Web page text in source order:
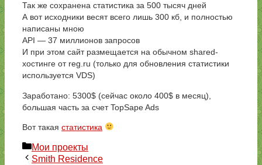
Так же сохранена статистика за 500 тысяч дней
А вот исходники весят всего лишь 300 кб, и полностью
написаны мною
API — 37 миллионов запросов
И при этом сайт размещается на обычном shared-
хостинге от reg.ru (только для обновления статистики
используется VDS)
Заработано: 5300$ (сейчас около 400$ в месяц),
большая часть за счет TopSape Ads
Вот такая статистика
Рубрики
Мои проекты
Smith Residence